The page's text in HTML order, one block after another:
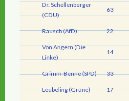
Dr. Schellenberger
(CDU)
63
Rausch (AfD) 22
Von Angern (Die
Linke)
14
Grimm-Benne (SPD) 33
Leubeling (Grüne) 17